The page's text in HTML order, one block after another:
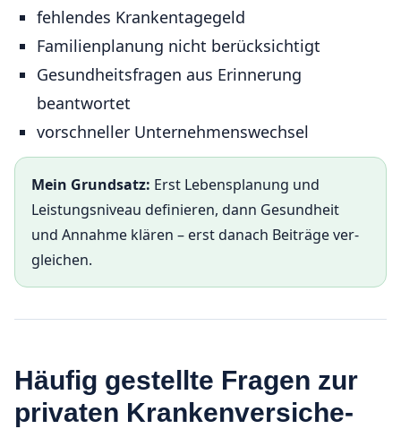
fehlendes Krankentagegeld
Familienplanung nicht berücksichtigt
Gesundheitsfragen aus Erinnerung
beantwortet
vorschneller Unternehmenswechsel
Mein Grundsatz: Erst Lebensplanung und
Leistungsniveau definieren, dann Gesundheit
und Annahme klären – erst danach Beiträge ver­
gleichen.
Häufig gestellte Fragen zur
privaten Kranken­ver­si­che­